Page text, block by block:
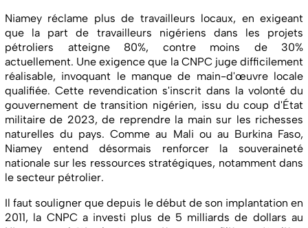
Niamey réclame plus de travailleurs locaux, en exigeant
que la part de travailleurs nigériens dans les projets
pétroliers atteigne 80%, contre moins de 30%
actuellement. Une exigence que la CNPC juge difficilement
réalisable, invoquant le manque de main-d'œuvre locale
qualifiée. Cette revendication s'inscrit dans la volonté du
gouvernement de transition nigérien, issu du coup d'État
militaire de 2023, de reprendre la main sur les richesses
naturelles du pays. Comme au Mali ou au Burkina Faso,
Niamey entend désormais renforcer la souveraineté
nationale sur les ressources stratégiques, notamment dans
le secteur pétrolier.
Il faut souligner que depuis le début de son implantation en
2011, la CNPC a investi plus de 5 milliards de dollars au